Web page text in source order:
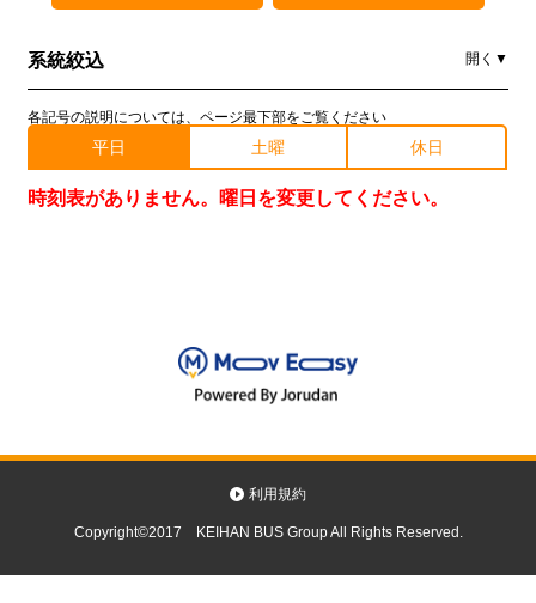
系統絞込 開く▼
各記号の説明については、ページ最下部をご覧ください
平日 土曜 休日
時刻表がありません。曜日を変更してください。
利用規約
Copyright©2017 KEIHAN BUS Group All Rights Reserved.